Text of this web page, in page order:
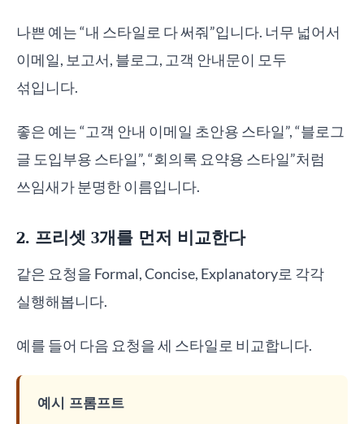
나쁜 예는 “내 스타일로 다 써줘”입니다. 너무 넓어서
이메일, 보고서, 블로그, 고객 안내문이 모두
섞입니다.
좋은 예는 “고객 안내 이메일 초안용 스타일”, “블로그
글 도입부용 스타일”, “회의록 요약용 스타일”처럼
쓰임새가 분명한 이름입니다.
2. 프리셋 3개를 먼저 비교한다
같은 요청을 Formal, Concise, Explanatory로 각각
실행해봅니다.
예를 들어 다음 요청을 세 스타일로 비교합니다.
예시 프롬프트